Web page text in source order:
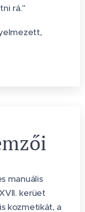
rá."
manuális
kerüet
kozmetikát, a